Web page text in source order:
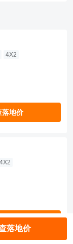
4X2
落地价
4X2
落地价
落地价